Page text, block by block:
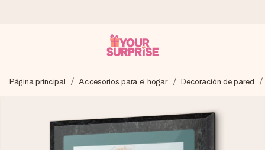
Preparamos tu regalo con cuidado y lo enviamos al vuelo,
Página principal Accesorios para el hogar Decoración de pared